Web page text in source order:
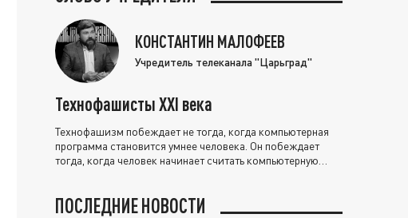
КОНСТАНТИН МАЛОФЕЕВ
Учредитель телеканала "Царьград"
Технофашисты XXI века
Технофашизм побеждает не тогда, когда компьютерная
программа становится умнее человека. Он побеждает
тогда, когда человек начинает считать компьютерную
ПОСЛЕДНИЕ НОВОСТИ